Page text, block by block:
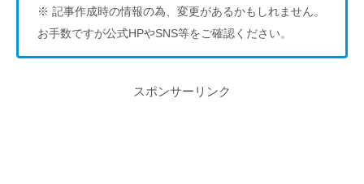
※ 記事作成時の情報の為、変更があるかもしれません。
お手数ですが公式HPやSNS等をご確認ください。
スポンサーリンク